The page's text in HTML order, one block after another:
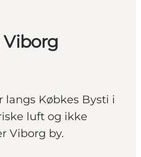
Viborg
langs Købkes Bysti i
luft og ikke
Viborg by.